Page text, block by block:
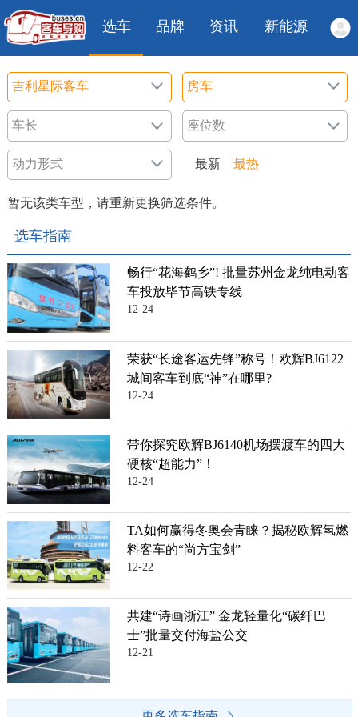
选车 品牌 资讯 新能源
最新 最热
暂无该类车型，请重新更换筛选条件。
选车指南
畅行“花海鹤乡”! 批量苏州金龙纯电动客
车投放毕节高铁专线
12-24
荣获“长途客运先锋”称号！欧辉BJ6122
城间客车到底“神”在哪里?
12-24
带你探究欧辉BJ6140机场摆渡车的四大
硬核“超能力”！
12-24
TA如何赢得冬奥会青睐？揭秘欧辉氢燃
料客车的“尚方宝剑”
12-22
共建“诗画浙江” 金龙轻量化“碳纤巴
士”批量交付海盐公交
12-21